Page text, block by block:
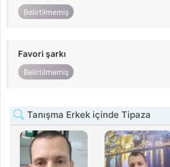
Belirtilmemiş
Favori şarkı
Belirtilmemiş
Tanışma Erkek içinde Tipaza